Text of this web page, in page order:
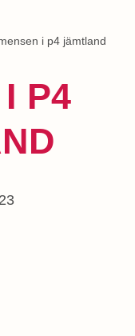
i p4 jämtland
P4